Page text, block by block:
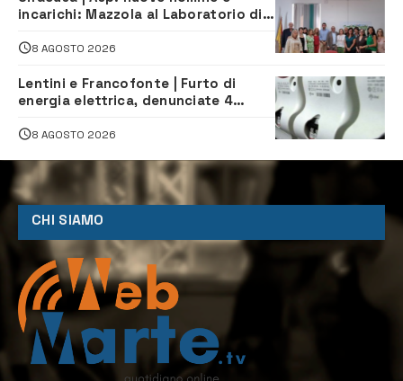
incarichi: Mazzola al Laboratorio di
Servizio Legale
8 AGOSTO 2026
Lentini e Francofonte | Furto di
energia elettrica, denunciate 4
8 AGOSTO 2026
CHI SIAMO